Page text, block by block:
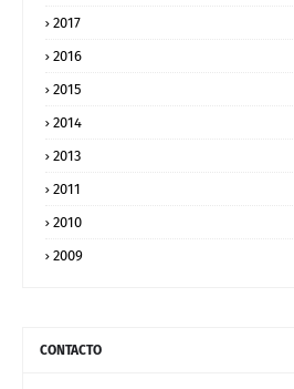
2017
2016
2015
2014
2013
2011
2010
2009
CONTACTO